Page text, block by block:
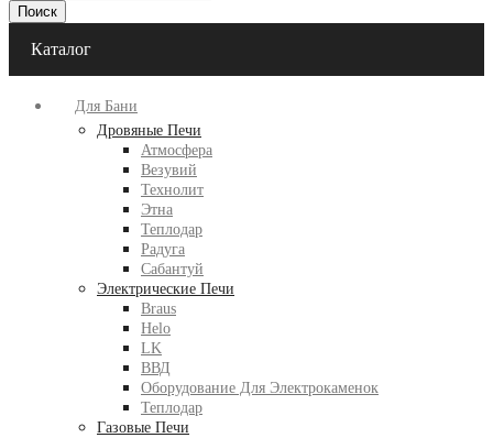
Поиск
Каталог
Для Бани
Дровяные Печи
Атмосфера
Везувий
Технолит
Этна
Теплодар
Радуга
Сабантуй
Электрические Печи
Braus
Helo
LK
ВВД
Оборудование Для Электрокаменок
Теплодар
Газовые Печи